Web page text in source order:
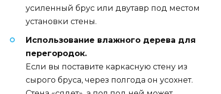
усиленный брус или двутавр под местом
установки стены.
Использование влажного дерева для
перегородок.
Если вы поставите каркасную стену из
сырого бруса, через полгода он усохнет.